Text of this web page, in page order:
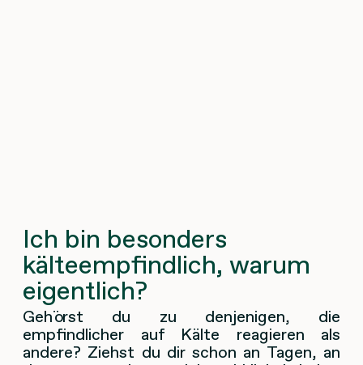
Ich bin besonders
kälteempfindlich, warum
eigentlich?
Gehörst du zu denjenigen, die
empfindlicher auf Kälte reagieren als
andere? Ziehst du dir schon an Tagen, an